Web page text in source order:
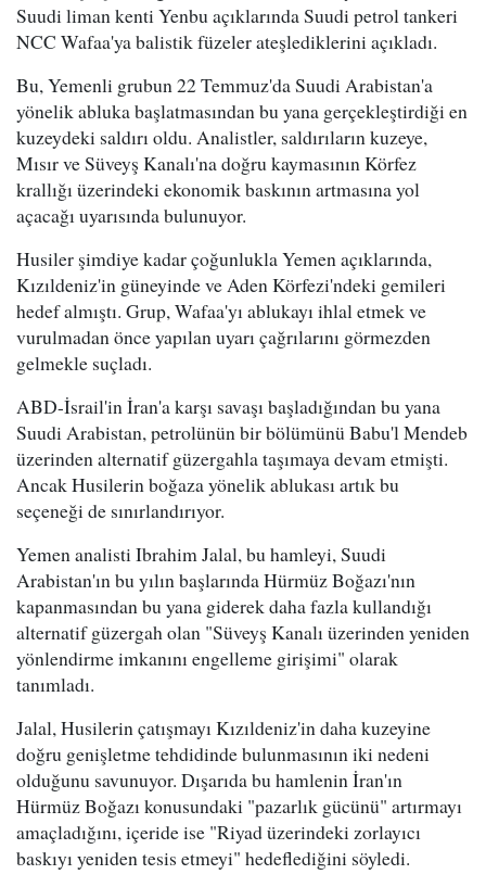
Suudi liman kenti Yenbu açıklarında Suudi petrol tankeri
NCC Wafaa'ya balistik füzeler ateşlediklerini açıkladı.
Bu, Yemenli grubun 22 Temmuz'da Suudi Arabistan'a
yönelik abluka başlatmasından bu yana gerçekleştirdiği en
kuzeydeki saldırı oldu. Analistler, saldırıların kuzeye,
Mısır ve Süveyş Kanalı'na doğru kaymasının Körfez
krallığı üzerindeki ekonomik baskının artmasına yol
açacağı uyarısında bulunuyor.
Husiler şimdiye kadar çoğunlukla Yemen açıklarında,
Kızıldeniz'in güneyinde ve Aden Körfezi'ndeki gemileri
hedef almıştı. Grup, Wafaa'yı ablukayı ihlal etmek ve
vurulmadan önce yapılan uyarı çağrılarını görmezden
gelmekle suçladı.
ABD-İsrail'in İran'a karşı savaşı başladığından bu yana
Suudi Arabistan, petrolünün bir bölümünü Babu'l Mendeb
üzerinden alternatif güzergahla taşımaya devam etmişti.
Ancak Husilerin boğaza yönelik ablukası artık bu
seçeneği de sınırlandırıyor.
Yemen analisti Ibrahim Jalal, bu hamleyi, Suudi
Arabistan'ın bu yılın başlarında Hürmüz Boğazı'nın
kapanmasından bu yana giderek daha fazla kullandığı
alternatif güzergah olan "Süveyş Kanalı üzerinden yeniden
yönlendirme imkanını engelleme girişimi" olarak
tanımladı.
Jalal, Husilerin çatışmayı Kızıldeniz'in daha kuzeyine
doğru genişletme tehdidinde bulunmasının iki nedeni
olduğunu savunuyor. Dışarıda bu hamlenin İran'ın
Hürmüz Boğazı konusundaki "pazarlık gücünü" artırmayı
amaçladığını, içeride ise "Riyad üzerindeki zorlayıcı
baskıyı yeniden tesis etmeyi" hedeflediğini söyledi.